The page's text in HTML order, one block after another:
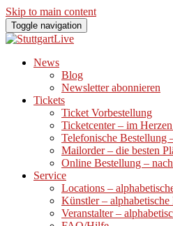
Skip to main content
Toggle navigation
News
Blog
Newsletter abonnieren
Tickets
Ticket Vorbestellung
Ticketcenter – im
Telefonische Bestellung
Mailorder – die besten
Online Bestellung –
Service
Locations –
Künstler – alphabetische
Veranstalter –